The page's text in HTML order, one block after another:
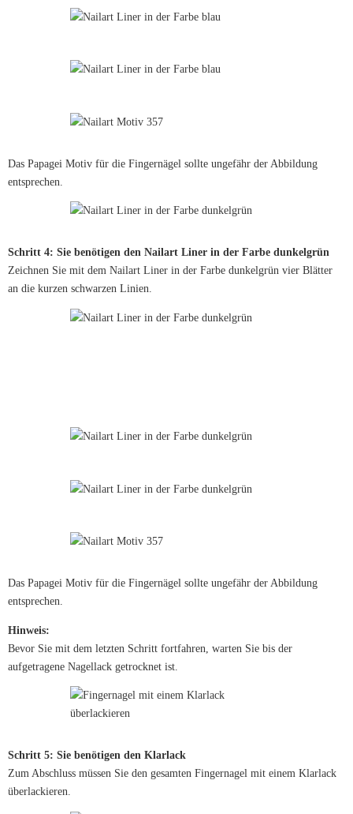
Das Papagei Motiv für die Fingernägel sollte ungefähr der Abbildung
entsprechen.
Schritt 4: Sie benötigen den Nailart Liner in der Farbe dunkelgrün
Zeichnen Sie mit dem Nailart Liner in der Farbe dunkelgrün vier Blätter
an die kurzen schwarzen Linien.
Das Papagei Motiv für die Fingernägel sollte ungefähr der Abbildung
entsprechen.
Hinweis:
Bevor Sie mit dem letzten Schritt fortfahren, warten Sie bis der
aufgetragene Nagellack getrocknet ist.
Schritt 5: Sie benötigen den Klarlack
Zum Abschluss müssen Sie den gesamten Fingernagel mit einem Klarlack
überlackieren.